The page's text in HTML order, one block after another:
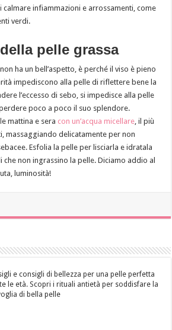
infiammazioni e arrossamenti, come
verdi.
pelle grassa
ha un bell’aspetto, è perché il viso è pieno
impediscono alla pelle di riflettere bene la
l’eccesso di sebo, si impedisce alla pelle
poco a poco il suo splendore.
mattina e sera con un’acqua micellare , il più
massaggiando delicatamente per non
Esfolia la pelle per lisciarla e idratala
non ingrassino la pelle. Diciamo addio al
luminosità!
e consigli di bellezza per una pelle perfetta
le età. Scopri i rituali antietà per soddisfare la
di bella pelle